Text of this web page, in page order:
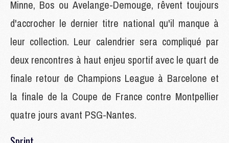
Minne, Bos ou Avelange-Demouge, rêvent toujours
d'accrocher le dernier titre national qu'il manque à
leur collection. Leur calendrier sera compliqué par
deux rencontres à haut enjeu sportif avec le quart de
finale retour de Champions League à Barcelone et
la finale de la Coupe de France contre Montpellier
quatre jours avant PSG-Nantes.